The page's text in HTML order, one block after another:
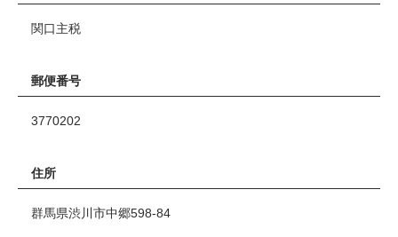
関口主税
郵便番号
3770202
住所
群馬県渋川市中郷598-84